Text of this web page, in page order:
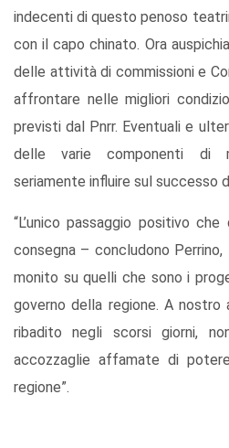
indecenti di questo penoso
con il capo chinato. Ora
delle attività di commissioni e
affrontare nelle migliori
previsti dal Pnrr. Eventuali e
delle varie componenti di
seriamente influire sul successo
“L’unico passaggio positivo
consegna – concludono
monito su quelli che sono i
governo della regione. A nostro
ribadito negli scorsi giorni,
accozzaglie affamate di
regione”.